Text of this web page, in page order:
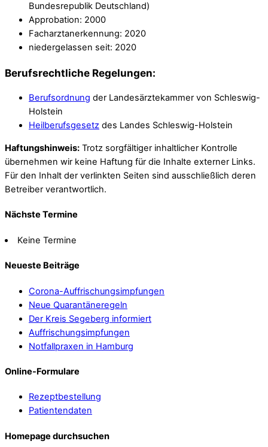
Bundesrepublik Deutschland)
Approbation: 2000
Facharztanerkennung: 2020
niedergelassen seit: 2020
Berufsrechtliche Regelungen:
Berufsordnung der Landesärztekammer von Schleswig-
Holstein
Heilberufsgesetz des Landes Schleswig-Holstein
Haftungshinweis: Trotz sorgfältiger inhaltlicher Kontrolle
übernehmen wir keine Haftung für die Inhalte externer Links.
Für den Inhalt der verlinkten Seiten sind ausschließlich deren
Betreiber verantwortlich.
Nächste Termine
Keine Termine
Neueste Beiträge
Corona-Auffrischungsimpfungen
Neue Quarantäneregeln
Der Kreis Segeberg informiert
Auffrischungsimpfungen
Notfallpraxen in Hamburg
Online-Formulare
Rezeptbestellung
Patientendaten
Homepage durchsuchen